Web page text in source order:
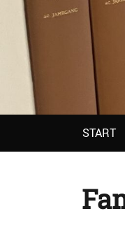
menu
START